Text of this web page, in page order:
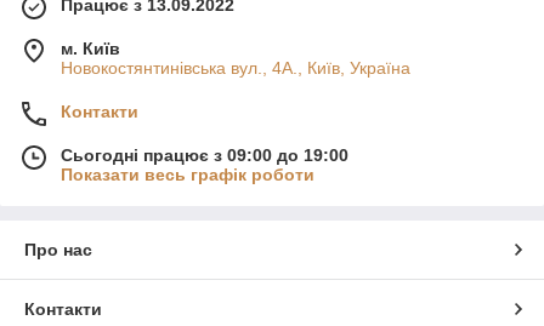
Працює з 13.09.2022
м. Київ
Новокостянтинівська вул., 4А., Київ, Україна
Контакти
Сьогодні працює з 09:00 до 19:00
Показати весь графік роботи
Про нас
Контакти